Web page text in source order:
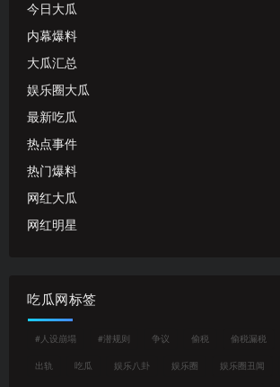
今日大瓜
内幕爆料
大瓜汇总
娱乐圈大瓜
最新吃瓜
热点事件
热门爆料
网红大瓜
网红明星
吃瓜网标签
#人设崩塌 #潜规则 争议 偷税 偷税漏税
出轨 吃瓜 娱乐八卦 娱乐圈 娱乐圈丑闻